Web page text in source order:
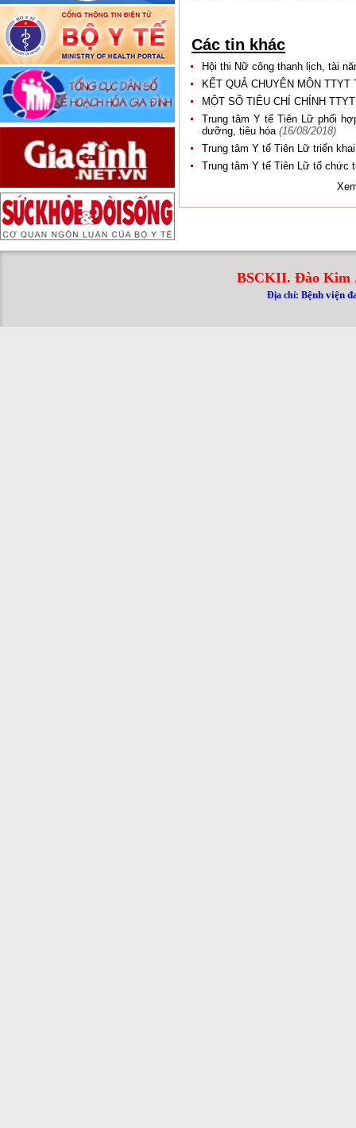
Các tin khác
Hội thi Nữ công thanh lịch, tài
KẾT QUẢ CHUYÊN MÔN
MỘT SỐ TIÊU CHÍ CHÍNH
Trung tâm Y tế Tiên Lữ phối
dưỡng, tiêu hóa (16/08/2018)
Trung tâm Y tế Tiên Lữ triển
Trung tâm Y tế Tiên Lữ tổ chức
BSCKII. Đào Kim
Địa chỉ: Bệnh viện